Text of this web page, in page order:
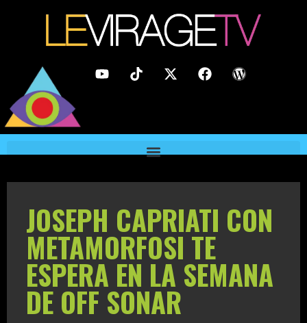
JOSEPH CAPRIATI CON
METAMORFOSI TE
ESPERA EN LA SEMANA
DE OFF SONAR